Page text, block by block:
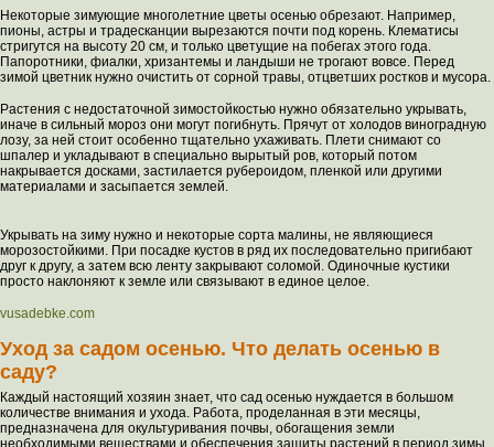
Некоторые зимующие многолетние цветы осенью обрезают. Например,
пионы, астры и традесканции вырезаются почти под корень. Клематисы
стригутся на высоту 20 см, и только цветущие на побегах этого года.
Папоротники, фиалки, хризантемы и ландыши не трогают вовсе. Перед
зимой цветник нужно очистить от сорной травы, отцветших ростков и мусора.
Растения с недостаточной зимостойкостью нужно обязательно укрывать,
иначе в сильный мороз они могут погибнуть. Прячут от холодов виноградную
лозу, за ней стоит особенно тщательно ухаживать. Плети снимают со
шпалер и укладывают в специально вырытый ров, который потом
накрывается досками, застилается рубероидом, пленкой или другими
материалами и засыпается землей.
Укрывать на зиму нужно и некоторые сорта малины, не являющиеся
морозостойкими. При посадке кустов в ряд их последовательно пригибают
друг к другу, а затем всю ленту закрывают соломой. Одиночные кустики
просто наклоняют к земле или связывают в единое целое.
vusadebke.com
Уход за садом осенью. Что делать осенью в
саду?
Каждый настоящий хозяин знает, что сад осенью нуждается в большом
количестве внимания и ухода. Работа, проделанная в эти месяцы,
предназначена для окультуривания почвы, обогащения земли
необходимыми веществами и обеспечения защиты растений в период зимы.